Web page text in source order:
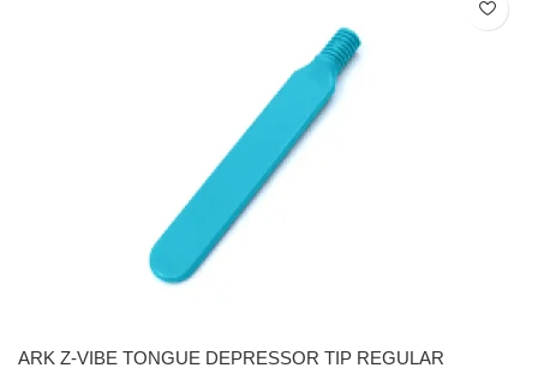
ARK Z-VIBE TONGUE DEPRESSOR TIP REGULAR